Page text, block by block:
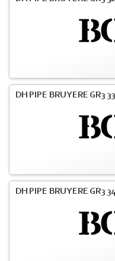
DH PIPE BRUYERE GR3
DH PIPE BRUYERE GR3